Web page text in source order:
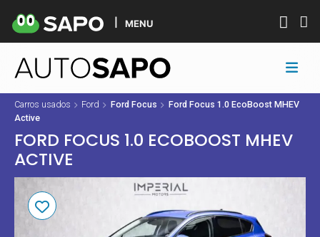
MENU
Carros usados Ford Ford Focus
Ford Focus 1.0 EcoBoost MHEV
Active
FORD FOCUS 1.0 ECOBOOST MHEV
ACTIVE